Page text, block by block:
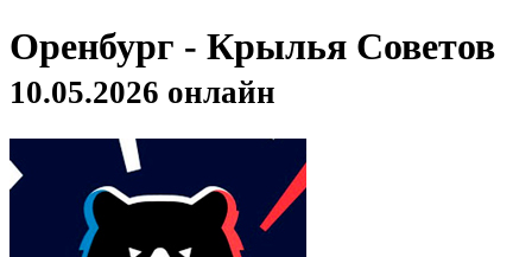
Оренбург - Крылья Советов
10.05.2026 онлайн